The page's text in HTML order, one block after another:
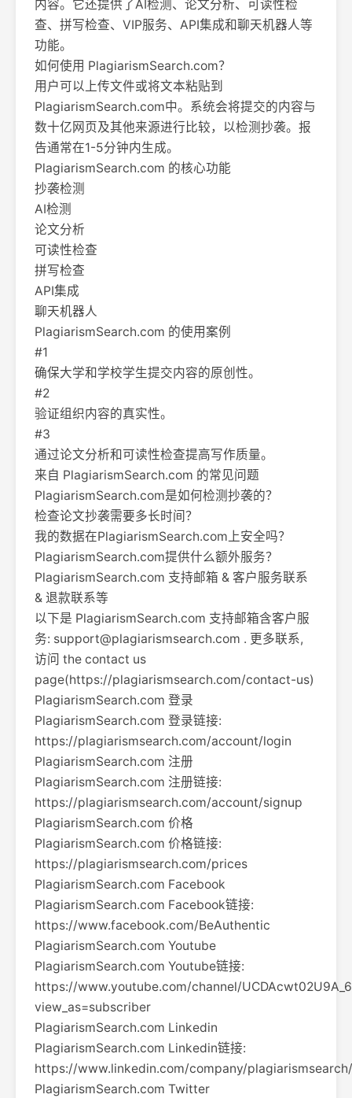
内容。它还提供了AI检测、论文分析、可读性检
查、拼写检查、VIP服务、API集成和聊天机器人等
功能。
如何使用 PlagiarismSearch.com？
用户可以上传文件或将文本粘贴到
PlagiarismSearch.com中。系统会将提交的内容与
数十亿网页及其他来源进行比较，以检测抄袭。报
告通常在1-5分钟内生成。
PlagiarismSearch.com 的核心功能
抄袭检测
AI检测
论文分析
可读性检查
拼写检查
API集成
聊天机器人
PlagiarismSearch.com 的使用案例
#1
确保大学和学校学生提交内容的原创性。
#2
验证组织内容的真实性。
#3
通过论文分析和可读性检查提高写作质量。
来自 PlagiarismSearch.com 的常见问题
PlagiarismSearch.com是如何检测抄袭的？
检查论文抄袭需要多长时间？
我的数据在PlagiarismSearch.com上安全吗？
PlagiarismSearch.com提供什么额外服务？
PlagiarismSearch.com 支持邮箱 & 客户服务联系
& 退款联系等
以下是 PlagiarismSearch.com 支持邮箱含客户服
务: support@plagiarismsearch.com . 更多联系,
访问 the contact us
page(https://plagiarismsearch.com/contact-us)
PlagiarismSearch.com 登录
PlagiarismSearch.com 登录链接:
https://plagiarismsearch.com/account/login
PlagiarismSearch.com 注册
PlagiarismSearch.com 注册链接:
https://plagiarismsearch.com/account/signup
PlagiarismSearch.com 价格
PlagiarismSearch.com 价格链接:
https://plagiarismsearch.com/prices
PlagiarismSearch.com Facebook
PlagiarismSearch.com Facebook链接:
https://www.facebook.com/BeAuthentic
PlagiarismSearch.com Youtube
PlagiarismSearch.com Youtube链接:
https://www.youtube.com/channel/
view_as=subscriber
PlagiarismSearch.com Linkedin
PlagiarismSearch.com Linkedin链接:
https://www.linkedin.com/company/plagiarismsearch/
PlagiarismSearch.com Twitter